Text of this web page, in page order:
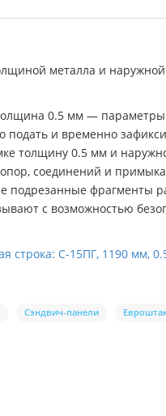
металла и
0.5 мм — параметры
и временно
толщину 0.5 мм и
соединений и
подрезанные фрагменты
с возможностью
строка: С-15ПГ, 1190 мм,
Сэндвич-панели